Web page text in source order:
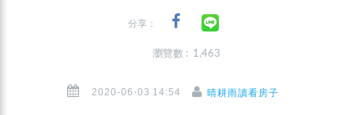
分享：
瀏覽數 : 1,463
2020-06-03 14:54 晴耕雨讀看房子